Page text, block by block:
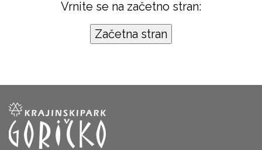
Vrnite se na začetno stran: